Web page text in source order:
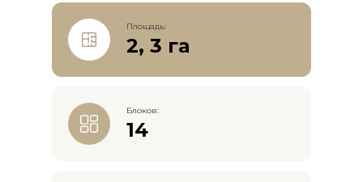
Площадь:
2, 3 га
Блоков:
14